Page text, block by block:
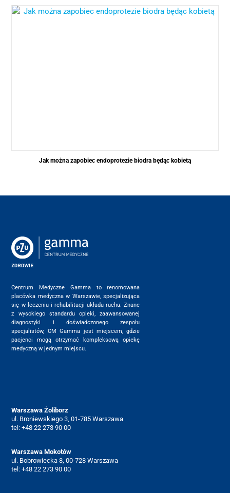
Jak można zapobiec endoprotezie biodra będąc kobietą
Centrum Medyczne Gamma to renomowana
placówka medyczna w Warszawie, specjalizująca
się w leczeniu i rehabilitacji układu ruchu. Znane
z wysokiego standardu opieki, zaawansowanej
diagnostyki i doświadczonego zespołu
specjalistów, CM Gamma jest miejscem, gdzie
pacjenci mogą otrzymać kompleksową opiekę
medyczną w jednym miejscu.
Warszawa Żoliborz
ul. Broniewskiego 3, 01-785 Warszawa
tel:+48 22 273 90 00
Warszawa Mokotów
ul. Bobrowiecka 8, 00-728 Warszawa
tel:+48 22 273 90 00